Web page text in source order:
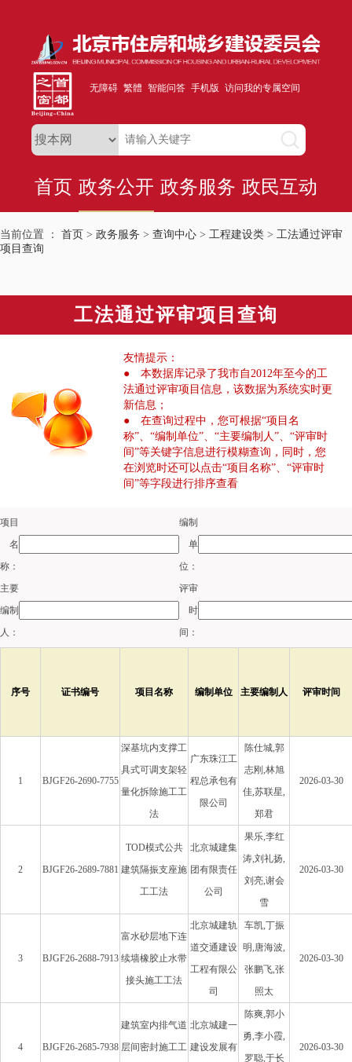
无障碍 繁體 智能问答 手机版 访问我的专属空间
首页 政务公开 政务服务 政民互动
当前位置 ： 首页 > 政务服务 > 查询中心 > 工程建设类 > 工法通过评审
项目查询
工法通过评审项目查询
友情提示：
● 本数据库记录了我市自2012年至今的工
法通过评审项目信息，该数据为系统实时更
新信息；
● 在查询过程中，您可根据“项目名
称”、“编制单位”、“主要编制人”、“评审时
间”等关键字信息进行模糊查询，同时，您
在浏览时还可以点击“项目名称”、“评审时
间”等字段进行排序查看
项目
名
称：
编制
单
位：
主要
编制
人：
评审
时
间：
序号 证书编号 项目名称 编制单位 主要编制人 评审时间
1 BJGF26-2690-7755
深基坑内支撑工
具式可调支架轻
量化拆除施工工
法
广东珠江工
程总承包有
限公司
陈仕城,郭
志刚,林旭
佳,苏联星,
郑君
2026-03-30
2 BJGF26-2689-7881
TOD模式公共
建筑隔振支座施
工工法
北京城建集
团有限责任
公司
果乐,李红
涛,刘礼扬,
刘亮,谢会
雪
2026-03-30
3 BJGF26-2688-7913
富水砂层地下连
续墙橡胶止水带
接头施工工法
北京城建轨
道交通建设
工程有限公
司
车凯,丁振
明,唐海波,
张鹏飞,张
照太
2026-03-30
4 BJGF26-2685-7938
建筑室内排气道
层间密封施工工
北京城建一
建设发展有
陈爽,郭小
勇,李小霞,
罗聪,于长
2026-03-30